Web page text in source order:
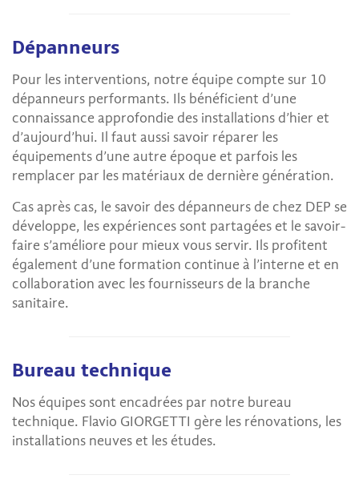
Dépanneurs
Pour les interventions, notre équipe compte sur 10
dépanneurs performants. Ils bénéficient d’une
connaissance approfondie des installations d’hier et
d’aujourd’hui. Il faut aussi savoir réparer les
équipements d’une autre époque et parfois les
remplacer par les matériaux de dernière génération.
Cas après cas, le savoir des dépanneurs de chez DEP se
développe, les expériences sont partagées et le savoir-
faire s’améliore pour mieux vous servir. Ils profitent
également d’une formation continue à l’interne et en
collaboration avec les fournisseurs de la branche
sanitaire.
Bureau technique
Nos équipes sont encadrées par notre bureau
technique. Flavio GIORGETTI gère les rénovations, les
installations neuves et les études.